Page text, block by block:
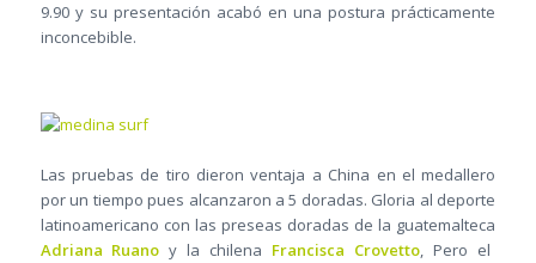
9.90 y su presentación acabó en una postura prácticamente
inconcebible.
Las pruebas de tiro dieron ventaja a China en el medallero
por un tiempo pues alcanzaron a 5 doradas. Gloria al deporte
latinoamericano con las preseas doradas de la guatemalteca
Adriana Ruano y la chilena Francisca Crovetto, Pero el